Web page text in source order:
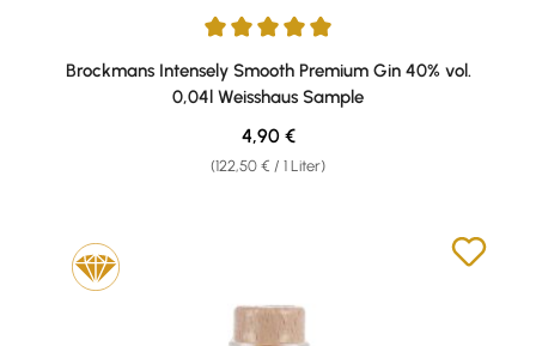
Durchschnittliche Bewertung von 5 von 5 Sternen
Brockmans Intensely Smooth Premium Gin 40% vol.
0,04l Weisshaus Sample
(122,50 € / 1 Liter)
Regulärer Preis:
4,90 €